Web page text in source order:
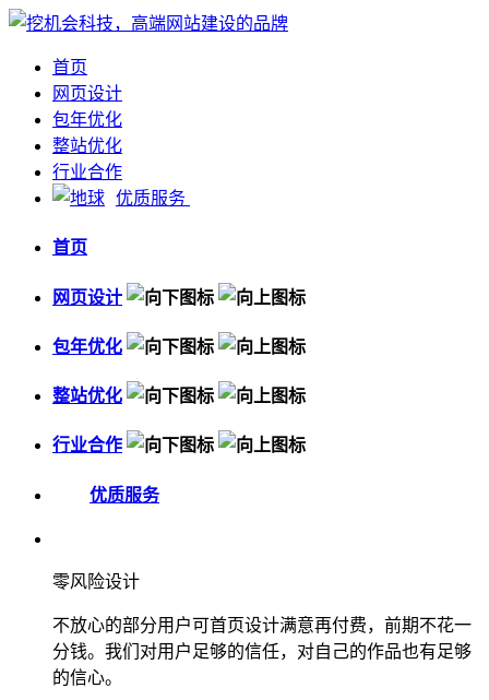
首页
网页设计
包年优化
整站优化
行业合作
优质服务
首页
网页设计
包年优化
整站优化
行业合作
优质服务
零风险设计
不放心的部分用户可首页设计满意再付费，前期不花一
分钱。我们对用户足够的信任，对自己的作品也有足够
的信心。